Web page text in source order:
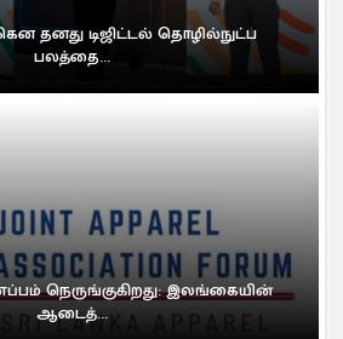
தனது டிஜிட்டல் தொழில்நுட்ப
பலத்தை...
நெருங்குகிறது: இலங்கையின்
ஆடைத்...